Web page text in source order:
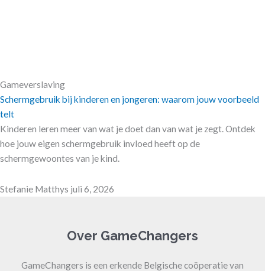
Gameverslaving
Schermgebruik bij kinderen en jongeren: waarom jouw voorbeeld
telt
Kinderen leren meer van wat je doet dan van wat je zegt. Ontdek
hoe jouw eigen schermgebruik invloed heeft op de
schermgewoontes van je kind.
Stefanie Matthys juli 6, 2026
Over GameChangers
GameChangers is een erkende Belgische coöperatie van